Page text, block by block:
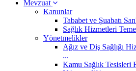
Mevzuat
Kanunlar
Tababet ve Şuabatı
Sağlık Hizmetleri
Yönetmelikler
Ağız ve Diş Sağlığı
...
Kamu Sağlık Tesisleri